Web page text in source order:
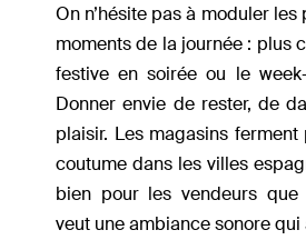
On n’hésite pas à moduler les
moments de la journée : plus
festive en soirée ou le
Donner envie de rester, de
plaisir. Les magasins
coutume dans les villes
bien pour les vendeurs
veut une ambiance sonore qui